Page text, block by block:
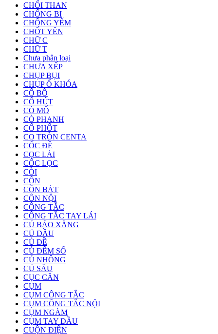
CHỔI THAN
CHỐNG BI
CHỐNG YẾM
CHỐT YÊN
CHỮ C
CHỮ T
Chưa phân loại
CHƯA XẾP
CHỤP BỤI
CHỤP Ổ KHÓA
CỔ BÔ
CỔ HÚT
CÒ MỔ
CÒ PHANH
CỔ PHỐT
CO TRÒN CENTA
CỐC ĐỀ
CỌC LÁI
CỐC LỌC
CÒI
CÔN
CỒN BÁT
CÔN NỘI
CÔNG TẮC
CÔNG TẮC TAY LÁI
CỦ BÁO XĂNG
CỦ DẦU
CỦ ĐỀ
CỦ ĐẾM SỐ
CỦ NHÔNG
CỦ SÂU
CỤC CĂN
CỤM
CỤM CÔNG TẮC
CỤM CÔNG TẮC NỘI
CỤM NGÀM
CỤM TAY DẦU
CUỘN ĐIỆN